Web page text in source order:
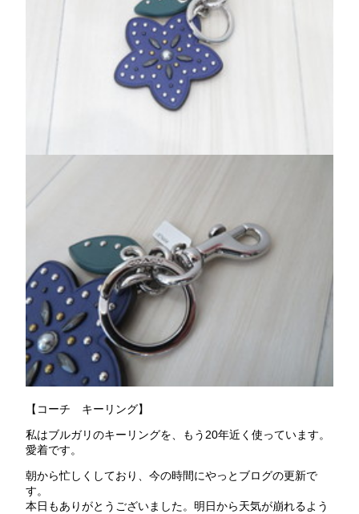
【コーチ キーリング】
私はブルガリのキーリングを、もう20年近く使っています。
愛着です。
朝から忙しくしており、今の時間にやっとブログの更新で
す。
本日もありがとうございました。明日から天気が崩れるよう